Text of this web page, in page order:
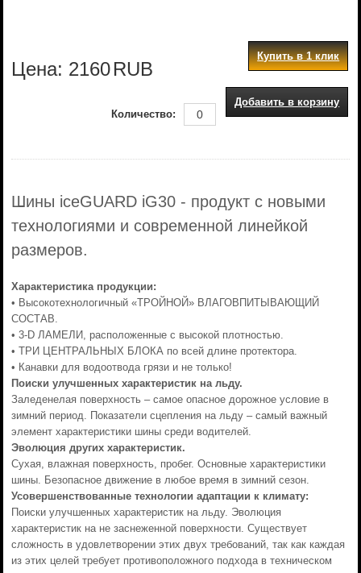
Цена: 2160RUB
Купить в 1 клик
Добавить в корзину
Количество:
Шины iceGUARD iG30 - продукт с новыми
технологиями и современной линейкой
размеров.
Характеристика продукции:
• Высокотехнологичный «ТРОЙНОЙ» ВЛАГОВПИТЫВАЮЩИЙ
СОСТАВ.
• 3-D ЛАМЕЛИ, расположенные с высокой плотностью.
• ТРИ ЦЕНТРАЛЬНЫХ БЛОКА по всей длине протектора.
• Канавки для водоотвода грязи и не только!
Поиски улучшенных характеристик на льду.
Заледенелая поверхность – самое опасное дорожное условие в
зимний период. Показатели сцепления на льду – самый важный
элемент характеристики шины среди водителей.
Эволюция других характеристик.
Сухая, влажная поверхность, пробег. Основные характеристики
шины. Безопасное движение в любое время в зимний сезон.
Усовершенствованные технологии адаптации к климату:
Поиски улучшенных характеристик на льду. Эволюция
характеристик на не заснеженной поверхности. Существует
сложность в удовлетворении этих двух требований, так как каждая
из этих целей требует противоположного подхода в техническом